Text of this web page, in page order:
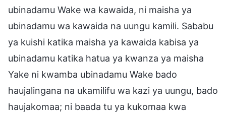
ubinadamu Wake wa kawaida, ni maisha ya
ubinadamu wa kawaida na uungu kamili. Sababu
ya kuishi katika maisha ya kawaida kabisa ya
ubinadamu katika hatua ya kwanza ya maisha
Yake ni kwamba ubinadamu Wake bado
haujalingana na ukamilifu wa kazi ya uungu, bado
haujakomaa; ni baada tu ya kukomaa kwa